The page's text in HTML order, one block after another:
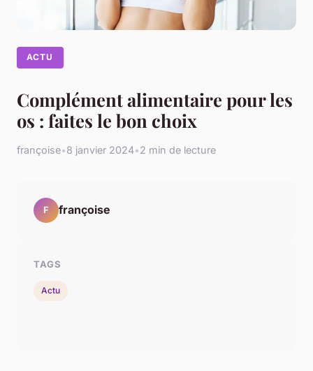
ACTU
Complément alimentaire pour les
os : faites le bon choix
françoise•8 janvier 2024•2 min de lecture
F françoise
TAGS
Actu